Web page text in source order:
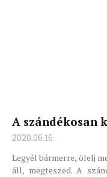
A szándékosan
2020.06.16.
Legyél bármerre, ölelj
áll, megteszed. A